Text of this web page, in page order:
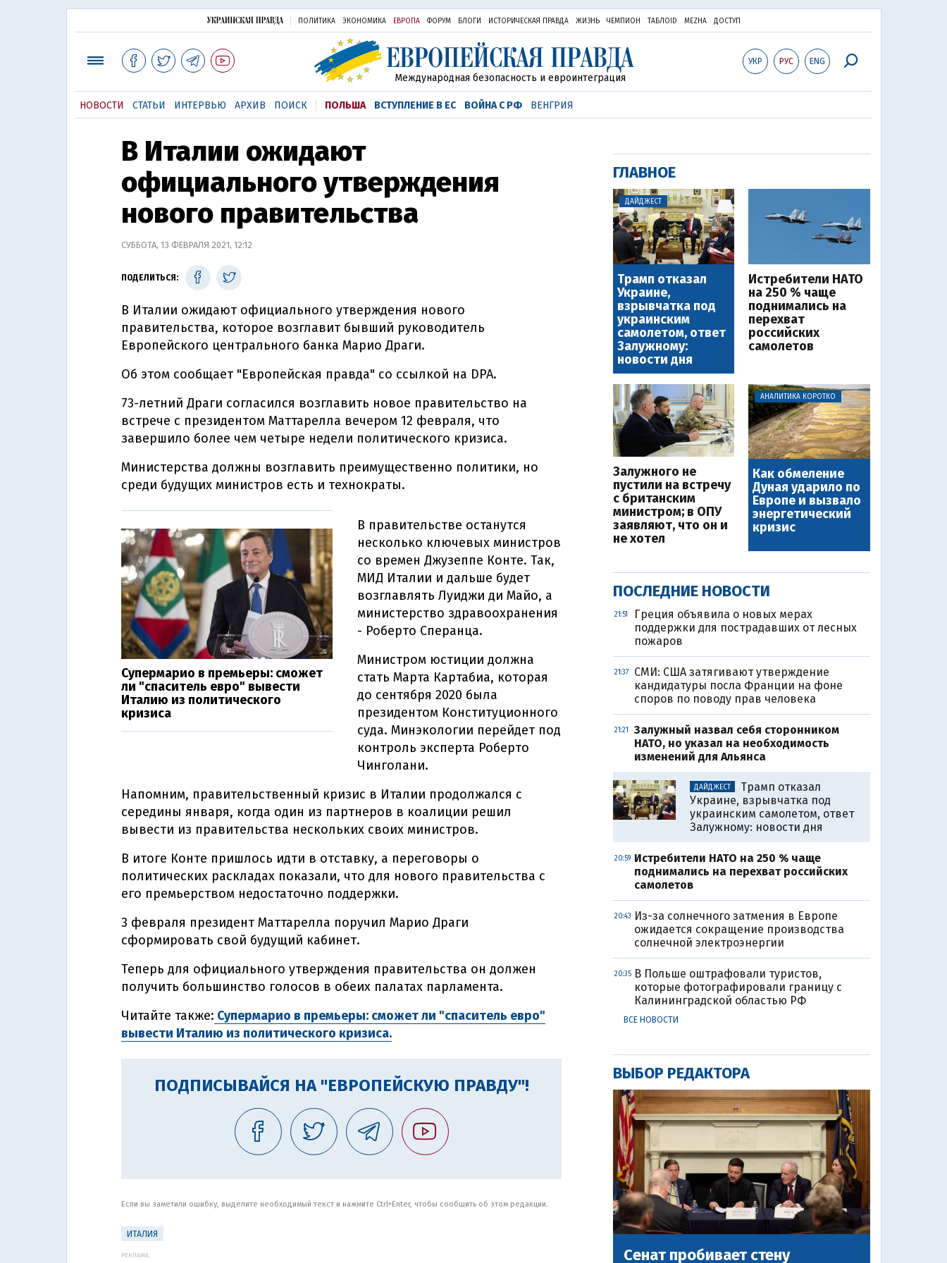
ПОЛИТИКА ЭКОНОМИКА ЕВРОПА ФОРУМ БЛОГИ ИСТОРИЧЕСКАЯ ПРАВДА ЖИЗНЬ ЧЕМПИОН ТАБЛОID MEZHA ДОСТУП
УКР РУС ENG
Международная безопасность и евроинтеграция
НОВОСТИ СТАТЬИ ИНТЕРВЬЮ АРХИВ ПОИСК ПОЛЬША ВСТУПЛЕНИЕ В ЕС ВОЙНА С РФ ВЕНГРИЯ
В Италии ожидают
официального утверждения
нового правительства
СУББОТА, 13 ФЕВРАЛЯ 2021, 12:12
ПОДЕЛИТЬСЯ:
В Италии ожидают официального утверждения нового
правительства, которое возглавит бывший руководитель
Европейского центрального банка Марио Драги.
Об этом сообщает "Европейская правда" со ссылкой на DPA.
73-летний Драги согласился возглавить новое правительство на
встрече с президентом Маттарелла вечером 12 февраля, что
завершило более чем четыре недели политического кризиса.
Министерства должны возглавить преимущественно политики, но
среди будущих министров есть и технократы.
Супермарио в премьеры: сможет
ли "спаситель евро" вывести
Италию из политического
кризиса
В правительстве останутся
несколько ключевых министров
со времен Джузеппе Конте. Так,
МИД Италии и дальше будет
возглавлять Луиджи ди Майо, а
министерство здравоохранения
- Роберто Сперанца.
Министром юстиции должна
стать Марта Картабиа, которая
до сентября 2020 была
президентом Конституционного
суда. Минэкологии перейдет под
контроль эксперта Роберто
Чинголани.
Напомним, правительственный кризис в Италии продолжался с
середины января, когда один из партнеров в коалиции решил
вывести из правительства нескольких своих министров.
В итоге Конте пришлось идти в отставку, а переговоры о
политических раскладах показали, что для нового правительства с
его премьерством недостаточно поддержки.
3 февраля президент Маттарелла поручил Марио Драги
сформировать свой будущий кабинет.
Теперь для официального утверждения правительства он должен
получить большинство голосов в обеих палатах парламента.
Читайте также: Супермарио в премьеры: сможет ли "спаситель евро"
вывести Италию из политического кризиса.
ПОДПИСЫВАЙСЯ НА "ЕВРОПЕЙСКУЮ ПРАВДУ"!
Если вы заметили ошибку, выделите необходимый текст и нажмите Ctrl+Enter, чтобы сообщить об этом редакции.
ИТАЛИЯ
РЕКЛАМА:
ГЛАВНОЕ
ДАЙДЖЕСТ
Трамп отказал
Украине,
взрывчатка под
украинским
самолетом, ответ
Залужному:
новости дня
Истребители НАТО
на 250 % чаще
поднимались на
перехват
российских
самолетов
Залужного не
пустили на встречу
с британским
министром; в ОПУ
заявляют, что он и
не хотел
АНАЛИТИКА КОРОТКО
Как обмеление
Дуная ударило по
Европе и вызвало
энергетический
кризис
ПОСЛЕДНИЕ НОВОСТИ
21:51
Греция объявила о новых мерах
поддержки для пострадавших от лесных
пожаров
21:37
СМИ: США затягивают утверждение
кандидатуры посла Франции на фоне
споров по поводу прав человека
21:21
Залужный назвал себя сторонником
НАТО, но указал на необходимость
изменений для Альянса
ДАЙДЖЕСТ
Трамп отказал
Украине, взрывчатка под
украинским самолетом, ответ
Залужному: новости дня
20:59 Истребители НАТО на 250 % чаще
поднимались на перехват российских
самолетов
20:43 Из-за солнечного затмения в Европе
ожидается сокращение производства
солнечной электроэнергии
20:35 В Польше оштрафовали туристов,
которые фотографировали границу с
Калининградской областью РФ
ВСЕ НОВОСТИ
ВЫБОР РЕДАКТОРА
Сенат пробивает стену